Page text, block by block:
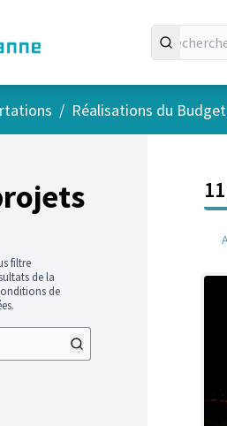
/ Réalisations du
filtre
de la
de